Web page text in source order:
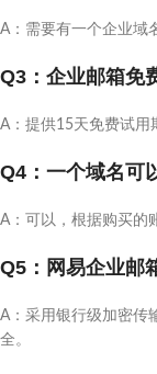
A：需要有一个企业域
Q3：企业邮箱免
A：提供15天免费试用
Q4：一个域名可
A：可以，根据购买的
Q5：网易企业邮
A：采用银行级加密传
全。